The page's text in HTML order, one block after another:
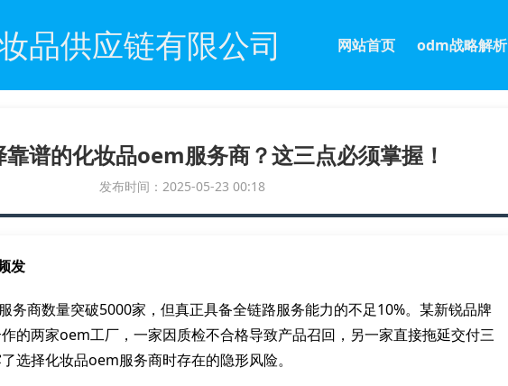
品供应链有限公司 网站首页 odm战略解析
谱的化妆品oem服务商？这三点必须掌握！
发布时间：2025-05-23 00:18
发
务商数量突破5000家，但真正具备全链路服务能力的不足10%。某新锐品牌
的两家oem工厂，一家因质检不合格导致产品召回，另一家直接拖延交付三
选择化妆品oem服务商时存在的隐形风险。